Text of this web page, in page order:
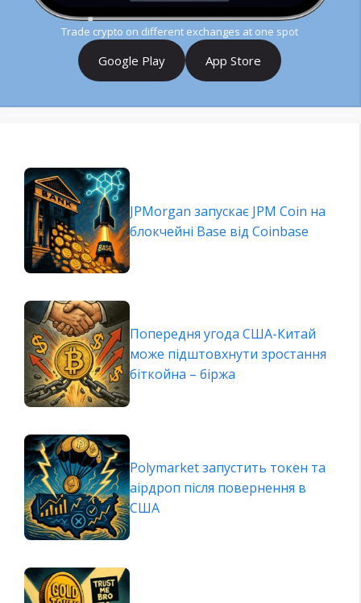
Trade crypto on different exchanges at one spot
Google Play App Store
JPMorgan запускає JPM Coin на
блокчейні Base від Coinbase
Попередня угода США-Китай
може підштовхнути зростання
біткойна – біржа
Polymarket запустить токен та
аірдроп після повернення в
США